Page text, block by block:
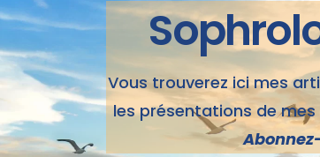
Vous trouverez ici mes
les présentations de mes